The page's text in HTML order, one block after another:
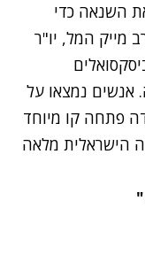
השנאה כדי
המל, יו"ר
אנשים נמצאו על
פתחה קו מיוחד
6205590. "החברה הישראלית מלאה